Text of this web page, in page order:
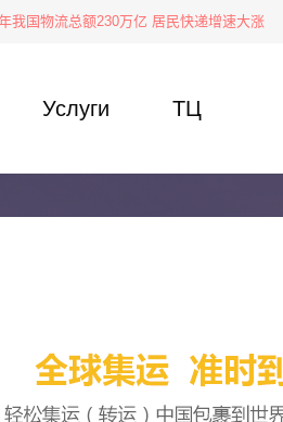
国物流总额230万亿 居民快递增速大涨
Услуги ТЦ